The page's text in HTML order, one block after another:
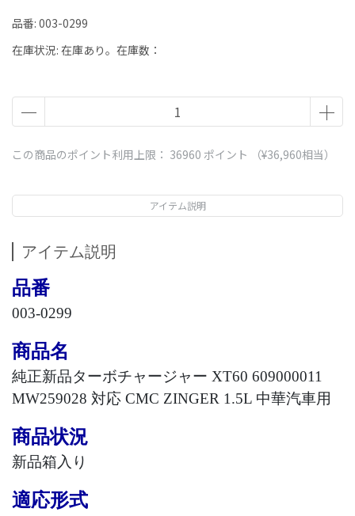
品番: 003-0299
在庫状況: 在庫あり。在庫数：
この商品のポイント利用上限： 36960 ポイント （¥36,960相当）
アイテム説明
アイテム説明
品番
003-0299
商品名
純正新品ターボチャージャー XT60 609000011
MW259028 対応 CMC ZINGER 1.5L 中華汽車用
商品状況
新品箱入り
適応形式